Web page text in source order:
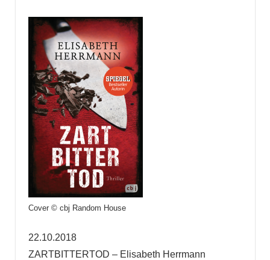
Cover © cbj Random House
22.10.2018
ZARTBITTERTOD – Elisabeth Herrmann